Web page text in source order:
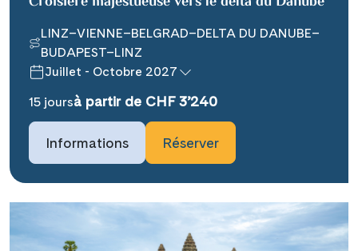
Teile diese Reise
### headline_default does not exist in
object type Ausflug ###
LINZ–VIENNE–BELGRAD–DELTA DU DANUBE–
BUDAPEST–LINZ
Juillet - Octobre 2027
15 joursà partir de CHF 3’240
Informations Réserver